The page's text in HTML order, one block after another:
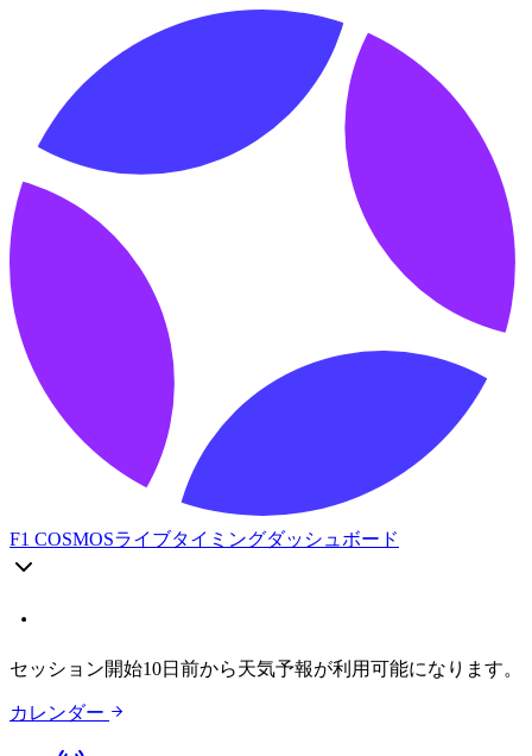
F1 COSMOSライブタイミングダッシュボード
セッション開始10日前から天気予報が利用可能になります。
カレンダー